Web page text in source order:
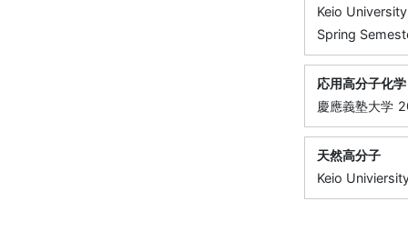
Keio University
Spring
応用高分子化学
慶應義塾大学
天然高分子
Keio